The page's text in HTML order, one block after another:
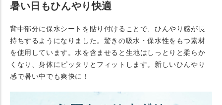
暑い日もひんやり快適
背中部分に保水シートを貼り付けることで、ひんやり感が長
持ちするようになりました。驚きの吸水・保水性をもつ素材
を使用しています。水を含ませると生地はしっとりと柔らか
くなり、身体にピッタリとフィットします。新しいひんやり
感で暑い中でも爽快に！